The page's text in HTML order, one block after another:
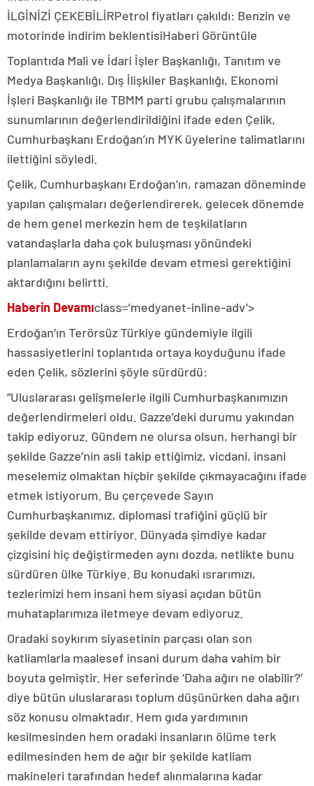
İLGİNİZİ ÇEKEBİLİRPetrol fiyatları çakıldı: Benzin ve
motorinde indirim beklentisiHaberi Görüntüle
Toplantıda Mali ve İdari İşler Başkanlığı, Tanıtım ve
Medya Başkanlığı, Dış İlişkiler Başkanlığı, Ekonomi
İşleri Başkanlığı ile TBMM parti grubu çalışmalarının
sunumlarının değerlendirildiğini ifade eden Çelik,
Cumhurbaşkanı Erdoğan’ın MYK üyelerine talimatlarını
ilettiğini söyledi.
Çelik, Cumhurbaşkanı Erdoğan’ın, ramazan döneminde
yapılan çalışmaları değerlendirerek, gelecek dönemde
de hem genel merkezin hem de teşkilatların
vatandaşlarla daha çok buluşması yönündeki
planlamaların aynı şekilde devam etmesi gerektiğini
aktardığını belirtti.
Haberin Devamıclass=’medyanet-inline-adv’>
Erdoğan’ın Terörsüz Türkiye gündemiyle ilgili
hassasiyetlerini toplantıda ortaya koyduğunu ifade
eden Çelik, sözlerini şöyle sürdürdü:
“Uluslararası gelişmelerle ilgili Cumhurbaşkanımızın
değerlendirmeleri oldu. Gazze’deki durumu yakından
takip ediyoruz. Gündem ne olursa olsun, herhangi bir
şekilde Gazze’nin asli takip ettiğimiz, vicdani, insani
meselemiz olmaktan hiçbir şekilde çıkmayacağını ifade
etmek istiyorum. Bu çerçevede Sayın
Cumhurbaşkanımız, diplomasi trafiğini güçlü bir
şekilde devam ettiriyor. Dünyada şimdiye kadar
çizgisini hiç değiştirmeden aynı dozda, netlikte bunu
sürdüren ülke Türkiye. Bu konudaki ısrarımızı,
tezlerimizi hem insani hem siyasi açıdan bütün
muhataplarımıza iletmeye devam ediyoruz.
Oradaki soykırım siyasetinin parçası olan son
katliamlarla maalesef insani durum daha vahim bir
boyuta gelmiştir. Her seferinde ‘Daha ağırı ne olabilir?’
diye bütün uluslararası toplum düşünürken daha ağırı
söz konusu olmaktadır. Hem gıda yardımının
kesilmesinden hem oradaki insanların ölüme terk
edilmesinden hem de ağır bir şekilde katliam
makineleri tarafından hedef alınmalarına kadar